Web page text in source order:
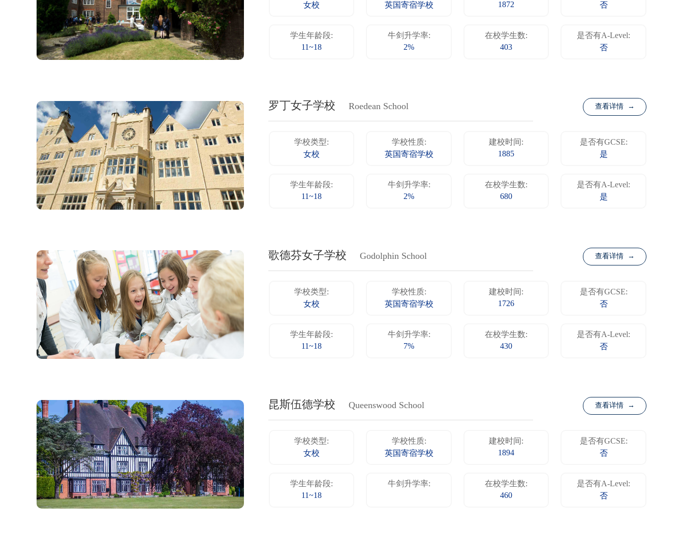
女校
英国寄宿学校
1872
否
学生年龄段:
11~18
牛剑升学率:
2%
在校学生数:
403
是否有A-Level:
否
罗丁女子学校 Roedean School 查看详情 →
学校类型:
女校
学校性质:
英国寄宿学校
建校时间:
1885
是否有GCSE:
是
学生年龄段:
11~18
牛剑升学率:
2%
在校学生数:
680
是否有A-Level:
是
歌德芬女子学校 Godolphin School 查看详情 →
学校类型:
女校
学校性质:
英国寄宿学校
建校时间:
1726
是否有GCSE:
否
学生年龄段:
11~18
牛剑升学率:
7%
在校学生数:
430
是否有A-Level:
否
昆斯伍德学校 Queenswood School 查看详情 →
学校类型:
女校
学校性质:
英国寄宿学校
建校时间:
1894
是否有GCSE:
否
学生年龄段:
11~18
牛剑升学率:
在校学生数:
460
是否有A-Level:
否